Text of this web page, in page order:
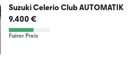
Suzuki Celerio Club AUTOMATIK
9.400 €
Fairer Preis